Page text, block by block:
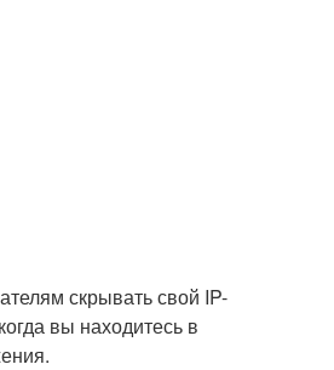
скрывать свой IP-
вы находитесь в